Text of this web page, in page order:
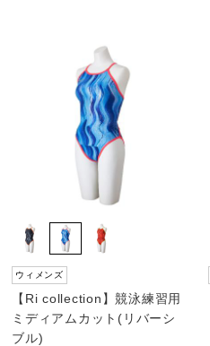
ウィメンズ
【Ri collection】競泳練習用
ミディアムカット(リバーシ
ブル)